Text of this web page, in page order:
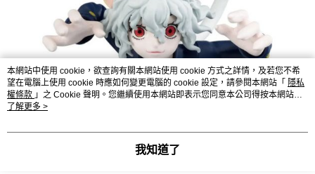
黑貓宅配-貨到付款
每筆NT$150
本網站中使用 cookie，欲查詢有關本網站使用 cookie 方式之詳情，及若您不希
望在電腦上使用 cookie 時應如何變更電腦的 cookie 設定，請參閱本網站「 隱私
權條款 」之 Cookie 聲明。您繼續使用本網站即表示您同意本公司得按本網站使
用條款之 Cookie 聲明使用 cookie。
了解更多 >
我知道了